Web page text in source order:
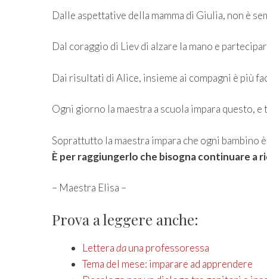
Dalle aspettative della mamma di Giulia, non è
Dal coraggio di Liev di alzare la mano e
Dai risultati di Alice, insieme ai compagni è più
Ogni giorno la maestra a scuola impara questo,
Soprattutto la maestra impara che ogni bambino
È per raggiungerlo che bisogna continuare a
– Maestra Elisa –
Prova a leggere anche:
Letteradauna professoressa
Tema del mese: imparare ad apprendere